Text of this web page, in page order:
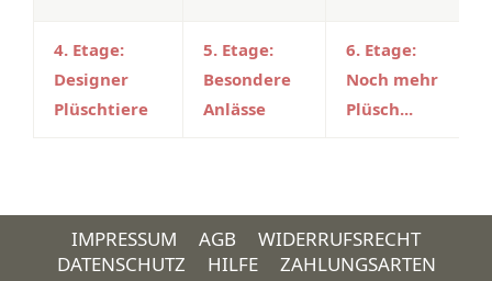
4. Etage:
Designer
Plüschtiere
5. Etage:
Besondere
Anlässe
6. Etage:
Noch mehr
Plüsch...
IMPRESSUM AGB
WIDERRUFSRECHT
DATENSCHUTZ
HILFE
ZAHLUNGSARTEN